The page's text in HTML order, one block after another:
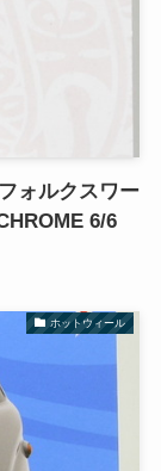
ォルクスワー
6/6
ホットウィール